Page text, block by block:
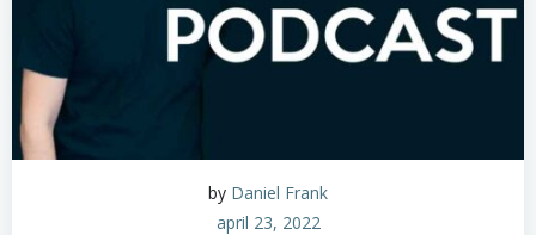
by Daniel Frank
april 23, 2022